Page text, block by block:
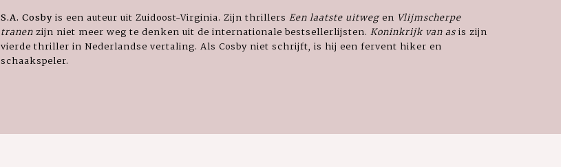
S.A. Cosby is een auteur uit Zuidoost-Virginia. Zijn thrillers Een laatste uitweg en Vlijmscherpe
tranen zijn niet meer weg te denken uit de internationale bestsellerlijsten. Koninkrijk van as is zijn
vierde thriller in Nederlandse vertaling. Als Cosby niet schrijft, is hij een fervent hiker en
schaakspeler.